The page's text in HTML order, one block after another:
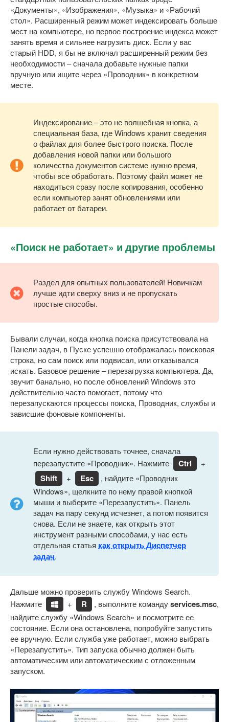
«Документы», «Изображения», «Музыка» и «Рабочий
стол». Расширенный режим может индексировать больше
мест на компьютере, но первое построение индекса может
занять время и сильнее нагрузить диск. Если у вас
старый HDD, я бы не включал расширенный режим без
необходимости – сначала добавьте нужные папки
вручную или ищите через «Проводник» в конкретном
месте.
Индексирование – это не волшебная кнопка, а
специальная база, где Windows хранит сведения
о файлах для более быстрого поиска. После
добавления новой папки или большого
количества документов системе нужно время,
чтобы все обработать. Поэтому файл может не
находиться сразу после копирования, особенно
если компьютер занят обновлениями или
работает от батареи.
«Поиск не работает» и другие проблемы
Раздел для опытных пользователей! Новичкам
лучше идти сверху вниз и не пропускать
простые способы.
Бывали случаи, когда кнопка поиска присутствовала на
Панели задач, в Пуске успешно отображалась поисковая
строка, но сам поиск или подвисал, или отказывался
искать. Базовое решение – перезагрузка компьютера. Да,
звучит банально, но после обновлений Windows это
действительно часто помогает, потому что
перезапускаются процессы поиска, Проводник, службы и
зависшие фоновые компоненты.
Если нужно действовать точнее, сначала
перезапустите «Проводник». Нажмите
Ctrl +
Shift + Esc
, найдите «Проводник
Windows», щелкните по нему правой кнопкой
мыши и выберите «Перезапустить». Панель
задач на пару секунд исчезнет, а потом появится
снова. Если не знаете, как открыть этот
инструмент разными способами, у нас есть
отдельная статья как открыть Диспетчер
задач.
Дальше можно проверить службу Windows Search.
Нажмите
+ R , выполните командуservices.msc,
найдите службу «Windows Search» и посмотрите ее
состояние. Если она остановлена, попробуйте запустить
ее вручную. Если служба уже работает, можно выбрать
«Перезапустить». Тип запуска обычно должен быть
автоматическим или автоматическим с отложенным
запуском.